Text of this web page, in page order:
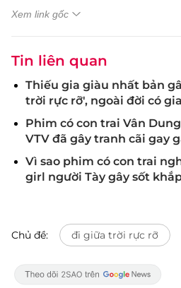
Xem link gốc
Tin liên quan
Thiếu gia giàu nhất bản
trời rực rỡ', ngoài đời có
Phim có con trai Vân
VTV đã gây tranh cãi gay
Vì sao phim có con trai
girl người Tày gây sốt
Chủ đề: đi giữa trời rực rỡ